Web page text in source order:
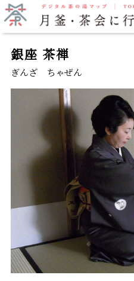
銀座 茶禅
ぎんざ ちゃぜん